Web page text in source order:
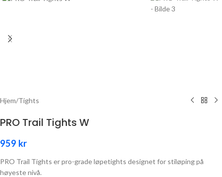
Hjem/Tights
PRO Trail Tights W
959 kr
PRO Trail Tights er pro-grade løpetights designet for stiløping på
høyeste nivå.